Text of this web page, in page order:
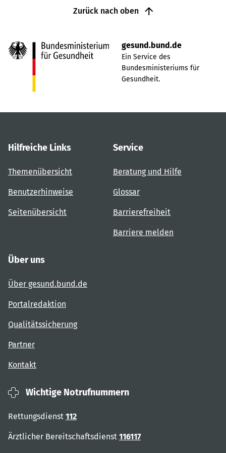
Zurück nach oben
gesund.bund.de
Ein Service des
Bundesministeriums für
Gesundheit.
Hilfreiche Links
Themenübersicht
Benutzerhinweise
Seitenübersicht
Service
Beratung und Hilfe
Glossar
Barrierefreiheit
Barriere melden
Über uns
Über gesund.bund.de
Portalredaktion
Qualitätssicherung
Partner
Kontakt
Wichtige Notrufnummern
Rettungsdienst 112
Ärztlicher Bereitschaftsdienst 116117